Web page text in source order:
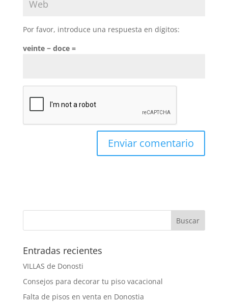
Por favor, introduce una respuesta en dígitos:
veinte − doce =
Entradas recientes
VILLAS de Donosti
Consejos para decorar tu piso vacacional
Falta de pisos en venta en Donostia